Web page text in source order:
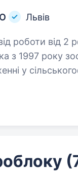
Львів
від 2 років.
з 1997 року
у